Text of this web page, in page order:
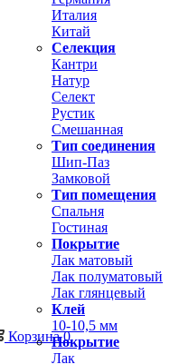
Италия
Китай
Селекция
Кантри
Натур
Селект
Рустик
Смешанная
Тип соединения
Шип-Паз
Замковой
Тип помещения
Спальня
Гостиная
Покрытие
Лак матовый
Лак полуматовый
Лак глянцевый
Клей
10-10,5 мм
Покрытие
Лак
Корзина 0